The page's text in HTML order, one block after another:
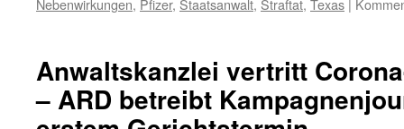
Nebenwirkungen, Pfizer, Staatsanwalt, Straftat, Texas |
Anwaltskanzlei vertritt
– ARD betreibt